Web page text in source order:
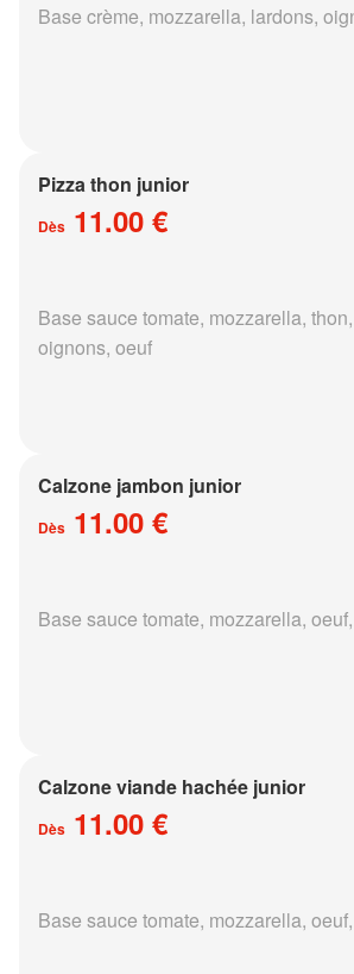
Base crème, mozzarella, lardons,
Pizza thon junior
Dès 11.00 €
Base sauce tomate, mozzarella,
oignons, oeuf
Calzone jambon junior
Dès 11.00 €
Base sauce tomate, mozzarella,
Calzone viande hachée junior
Dès 11.00 €
Base sauce tomate, mozzarella,